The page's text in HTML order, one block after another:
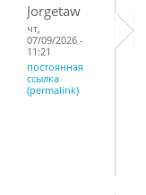
Jorgetaw
чт,
07/09/2026 -
11:21
постоянная
ссылка
(permalink)